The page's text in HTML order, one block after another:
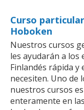
Curso
Hoboken
Nuestros cursos
les ayudarán a los
Finlandés rápida y
necesiten. Uno de
nuestros cursos
enteramente en